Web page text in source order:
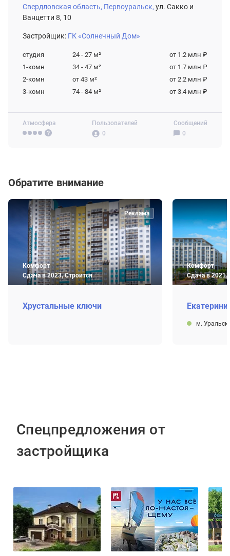
Атмосфера
Пользователей
0
Сообщений
0
Свердловская область, Первоуральск, ул. Сакко и
Ванцетти 8, 10
Застройщик: ГК «Солнечный Дом»
студия 24 - 27 м²
от 1.2 млн ₽
1-комн
34 - 47 м²
от 1.7 млн ₽
2-комн
от 43 м²
от 2.2 млн ₽
3-комн
74 - 84 м² от 3.4 млн ₽
Обратите внимание
Комфорт
Сдача в 2023, Строится
Реклама
Хрустальные ключи
Комфорт
Сдача в 2021,
м.
Спецпредложения от
застройщика